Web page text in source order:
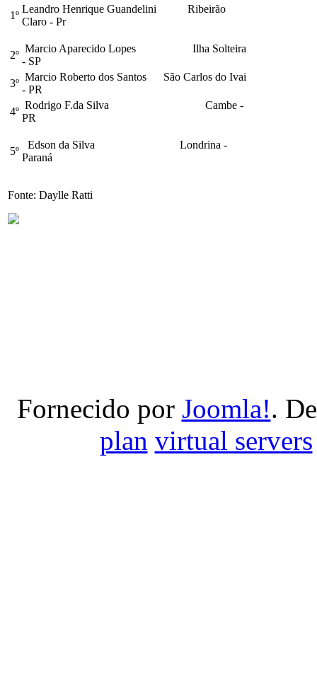
1º
Leandro Henrique Guandelini Ribeirão
Claro - Pr
2º
Marcio Aparecido Lopes Ilha Solteira
- SP
3º
Marcio Roberto dos Santos São Carlos do Ivai
- PR
4º
Rodrigo F.da Silva Cambe -
PR
5º
Edson da Silva Londrina -
Paraná
Fonte: Daylle Ratti
Fornecido por Joomla!.
plan virtual servers